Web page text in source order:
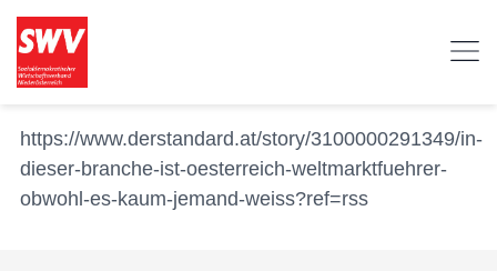
https://www.derstandard.at/story/3100000291349/in-
dieser-branche-ist-oesterreich-weltmarktfuehrer-
obwohl-es-kaum-jemand-weiss?ref=rss